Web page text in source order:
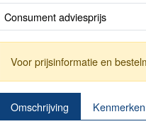
Consument adviesprijs
Voor prijsinformatie en
Omschrijving Kenmerken